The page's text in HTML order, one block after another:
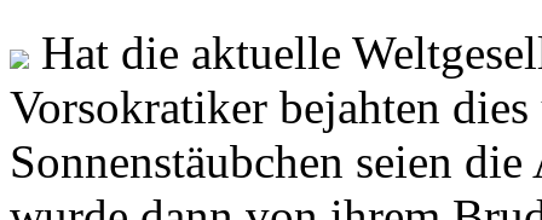
Hat die aktuelle
Vorsokratiker bejahten
Sonnenstäubchen seien